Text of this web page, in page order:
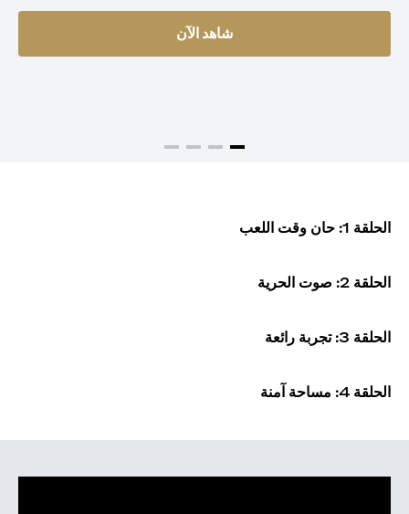
شاهد الآن
الحلقة 1: حان وقت اللعب
الحلقة 2: صوت الحرية
الحلقة 3: تجربة رائعة
الحلقة 4: مساحة آمنة